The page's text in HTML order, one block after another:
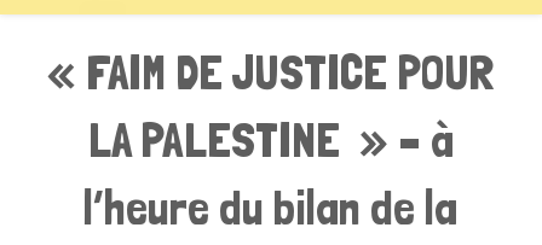
« FAIM DE JUSTICE POUR
LA PALESTINE » – à
l’heure du bilan de la